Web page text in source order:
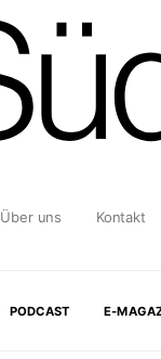
Über uns Kontakt
PODCAST E-